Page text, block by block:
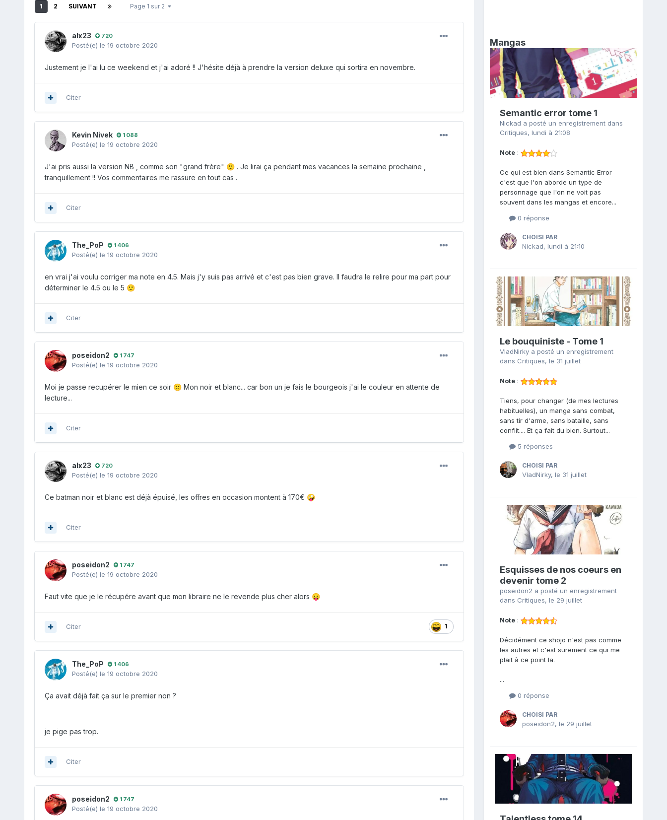
1 2 SUIVANT Page 1 sur 2
alx23 720
Posté(e) le 19 octobre 2020
Justement je l'ai lu ce weekend et j'ai adoré !! J'hésite déjà à prendre la version deluxe qui sortira en novembre.
Citer
Kevin Nivek 1 088
Posté(e) le 19 octobre 2020
J'ai pris aussi la version NB , comme son "grand frère" 🙂. Je lirai ça pendant mes vacances la semaine prochaine ,
tranquillement !! Vos commentaires me rassure en tout cas .
Citer
The_PoP 1 406
Posté(e) le 19 octobre 2020
en vrai j'ai voulu corriger ma note en 4.5. Mais j'y suis pas arrivé et c'est pas bien grave. Il faudra le relire pour ma part pour
déterminer le 4.5 ou le 5 🙂
Citer
poseidon2 1 747
Posté(e) le 19 octobre 2020
Moi je passe recupérer le mien ce soir 🙂Mon noir et blanc... car bon un je fais le bourgeois j'ai le couleur en attente de
lecture...
Citer
alx23 720
Posté(e) le 19 octobre 2020
Ce batman noir et blanc est déjà épuisé, les offres en occasion montent à 170€ 🤪
Citer
poseidon2 1 747
Posté(e) le 19 octobre 2020
Faut vite que je le récupére avant que mon libraire ne le revende plus cher alors 😛
1
Citer
The_PoP 1 406
Posté(e) le 19 octobre 2020
Ça avait déjà fait ça sur le premier non ?
je pige pas trop.
Citer
poseidon2 1 747
Posté(e) le 19 octobre 2020
Mangas
Semantic error tome 1
Nickad a posté un enregistrement dans
Critiques, lundi à 21:08
Note:
Ce qui est bien dans Semantic Error
c'est que l'on aborde un type de
personnage que l'on ne voit pas
souvent dans les mangas et encore...
0 réponse
CHOISI PAR
Nickad, lundi à 21:10
Le bouquiniste - Tome 1
VladNirkya posté un enregistrement
dans Critiques, le 31 juillet
Note:
Tiens, pour changer (de mes lectures
habituelles), un manga sans combat,
sans tir d'arme, sans bataille, sans
conflit.... Et ça fait du bien. Surtout...
5 réponses
CHOISI PAR
VladNirky, le 31 juillet
Esquisses de nos coeurs en
devenir tome 2
poseidon2 a posté un enregistrement
dans Critiques, le 29 juillet
Note:
Décidément ce shojo n'est pas comme
les autres et c'est surement ce qui me
plait à ce point la.
...
0 réponse
CHOISI PAR
poseidon2, le 29 juillet